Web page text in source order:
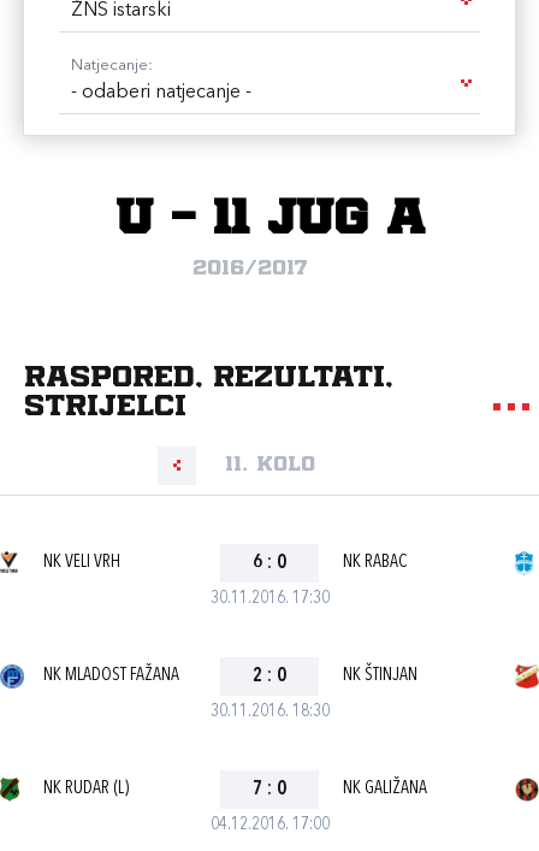
ŽNS istarski
Natjecanje:
- odaberi natjecanje -
U - 11 JUG A
2016/2017
Raspored, rezultati,
strijelci
11. kolo
30.11.2016. 17:30
NK VELI VRH 6 : 0 NK RABAC
30.11.2016. 18:30
NK MLADOST FAŽANA 2 : 0 NK ŠTINJAN
04.12.2016. 17:00
NK RUDAR (L) 7 : 0 NK GALIŽANA